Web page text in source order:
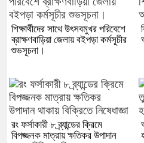
শিক্ষার্থীদের সাথে উৎসবমুখর পরিবেশে
ব্রাক্ষণবাড়িয়া জেলায় বইপড়া কর্মসূচীর
শুভসূচনা।
রং ফর্সাকারী ৮ ব্র্যান্ডের ক্রিমে
বিপজ্জনক মাত্রায় ক্ষতিকর উপাদান